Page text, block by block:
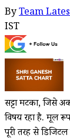
ByTeam
IST
सट्टा मटका, जिसे
विषय रहा है. मूल
पूरी तरह से